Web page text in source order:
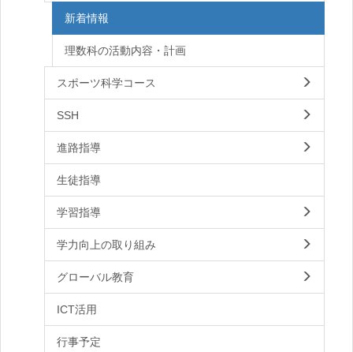
新着情報
理数科の活動内容・計画
スポーツ科学コース
SSH
進路指導
生徒指導
学習指導
学力向上の取り組み
グローバル教育
ICT活用
行事予定